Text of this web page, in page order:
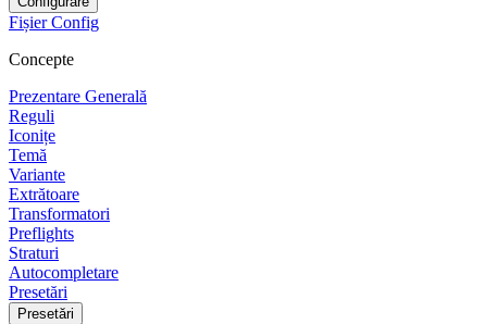
Fișier Config
Concepte
Prezentare Generală
Reguli
Iconițe
Temă
Variante
Extrătoare
Transformatori
Preflights
Straturi
Autocompletare
Presetări
Presetări